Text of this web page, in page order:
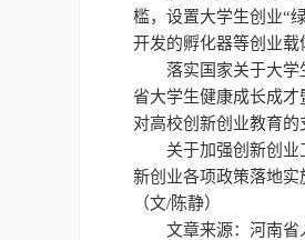
槛，设置大学生创业“
开发的孵化器等创业载
落实国家关于大
省大学生健康成长成
对高校创新创业教育的
关于加强创新创
新创业各项政策落地实
（文/陈静）
文章来源：河南省